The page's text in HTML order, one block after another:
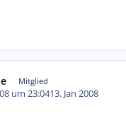
Mitglied
um 23:0413. Jan 2008